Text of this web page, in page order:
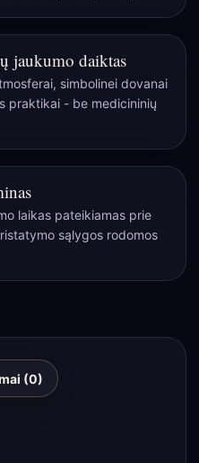
jaukumo daiktas
simbolinei dovanai
praktikai - be medicininių
laikas pateikiamas prie
sąlygos rodomos
(0)